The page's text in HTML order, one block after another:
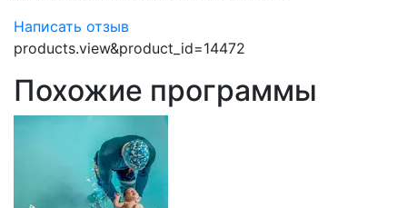
Написать отзыв
products.view&product_id=14472
Похожие программы